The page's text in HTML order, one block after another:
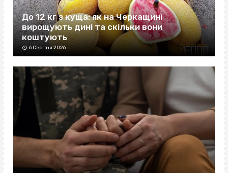
До 12 кг з куща: як на Черкащині
вирощують дині та скільки вони
коштують
6 Серпня 2026